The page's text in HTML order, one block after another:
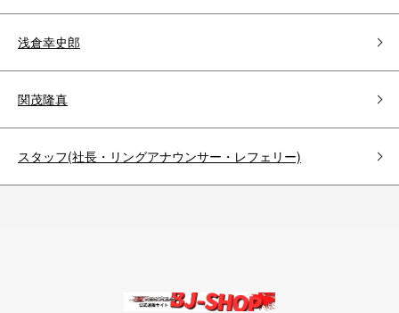
浅倉幸史郎
関茂隆真
スタッフ(社長・リングアナウンサー・レフェリー)